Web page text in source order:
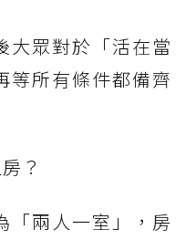
大眾對於「活在當
等所有條件都備齊
？
「兩人一室」，房